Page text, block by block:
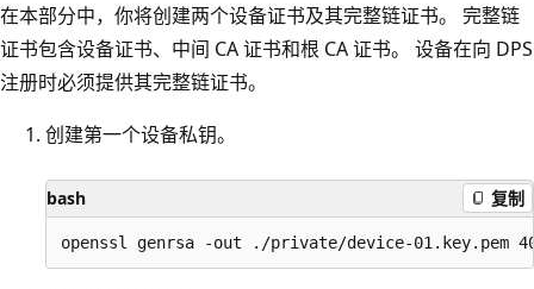
在本部分中，你将创建两个设备证书及其完整链证书。 完整链
证书包含设备证书、中间 CA 证书和根 CA 证书。 设备在向 DPS
注册时必须提供其完整链证书。
创建第一个设备私钥。
bash 复制